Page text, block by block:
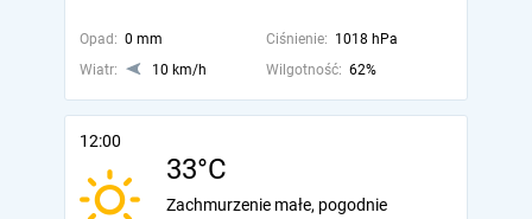
Opad: 0 mm Ciśnienie: 1018 hPa
Wiatr:
10 km/h Wilgotność: 62%
12:00
33°C
Zachmurzenie małe, pogodnie